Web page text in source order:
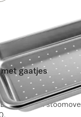
gaatjes
7000 en